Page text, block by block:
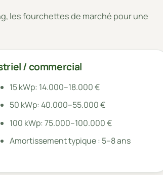
les fourchettes de marché pour une
/ commercial
15 kWp: 14.000–18.000 €
50 kWp: 40.000–55.000 €
100 kWp: 75.000–100.000 €
Amortissement typique : 5–8 ans